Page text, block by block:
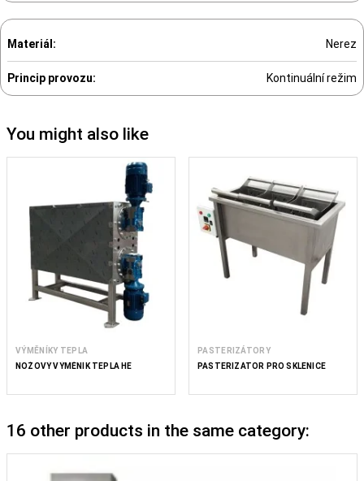
Materiál: Nerez
Princip provozu: Kontinuální režim
You might also like
VÝMĚNÍKY TEPLA
NOŽOVÝ VÝMĚNÍK TEPLA HE
PASTERIZÁTORY
PASTERIZÁTOR PRO SKLENICE
16 other products in the same category: